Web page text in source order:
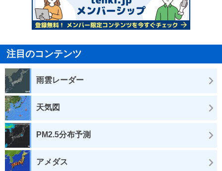
注目のコンテンツ
雨雲レーダー
天気図
PM2.5分布予測
アメダス